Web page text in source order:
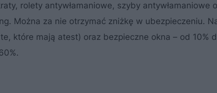
rolety antywłamaniowe, szyby antywłamaniowe o
Można za nie otrzymać zniżkę w ubezpieczeniu.
które mają atest) oraz bezpieczne okna – od 10%